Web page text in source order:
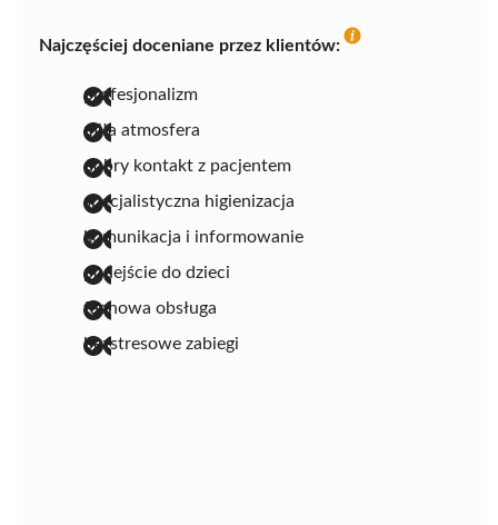
Najczęściej doceniane przez klientów:
profesjonalizm
miła atmosfera
dobry kontakt z pacjentem
specjalistyczna higienizacja
komunikacja i informowanie
podejście do dzieci
fachowa obsługa
bezstresowe zabiegi